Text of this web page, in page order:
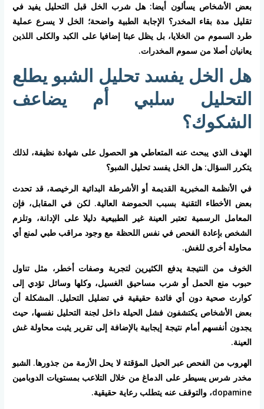
بعض الأشخاص يسألون أيضا: هل شرب الخل قبل التحليل يفيد في
تقليل مدة بقاء المخدر؟ الإجابة الطبية واضحة؛ الخل لا يسرع عملية
طرد السموم من الخلايا، بل يظل عبئا إضافيا على الكبد والكلى اللذين
يعانيان أصلا من سموم المخدرات.
هل الخل يفسد تحليل الشبو يطلع
التحليل سلبي أم يضاعف
الشكوك؟
الهدف الذي يبحث عنه المتعاطي هو الحصول على شهادة نظيفة، لذلك
يتكرر السؤال: هل الخل يفسد تحليل الشبو؟
في الأنظمة المخبرية القديمة أو الأشرطة البدائية الرخيصة، قد تحدث
بعض الأخطاء التقنية بسبب الحموضة العالية. لكن في المقابل، فإن
المعامل الرسمية تعتبر العينة غير الطبيعية دليلا على الإدانة، وتلزم
الشخص بإعادة الفحص في نفس اللحظة مع وجود مراقب طبي لمنع أي
محاولة أخرى للغش.
الخوف من النتيجة يدفع الكثيرين لتجربة وصفات أخطر، مثل تناول
حبوب منع الحمل أو شرب مساحيق الغسيل، وكلها وسائل تؤدي إلى
كوارث صحية دون أي فائدة حقيقية في تضليل التحليل. المشكلة أن
بعض الأشخاص يكتشفون فشل الحيلة داخل لجنة التحليل نفسها، حيث
يجدون أنفسهم أمام نتيجة إيجابية بالإضافة إلى تقرير يثبت محاولة غش
العينة.
الهروب من الفحص عبر الحيل المؤقتة لا يحل الأزمة من جذورها. الشبو
مخدر شرس يسيطر على الدماغ من خلال التلاعب بمستويات الدوبامين
dopamine، والتوقف عنه يتطلب رعاية حقيقية.